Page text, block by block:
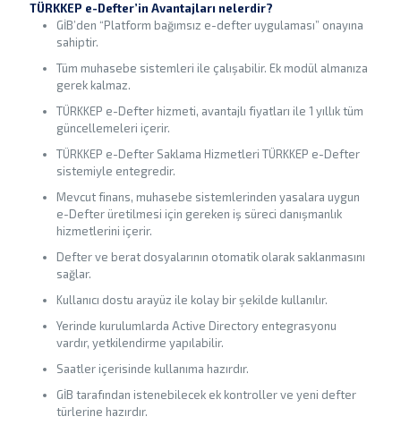
TÜRKKEP e-Defter’in Avantajları nelerdir?
GİB’den “Platform bağımsız e-defter uygulaması” onayına
sahiptir.
Tüm muhasebe sistemleri ile çalışabilir. Ek modül almanıza
gerek kalmaz.
TÜRKKEP e-Defter hizmeti, avantajlı fiyatları ile 1 yıllık tüm
güncellemeleri içerir.
TÜRKKEP e-Defter Saklama Hizmetleri TÜRKKEP e-Defter
sistemiyle entegredir.
Mevcut finans, muhasebe sistemlerinden yasalara uygun
e-Defter üretilmesi için gereken iş süreci danışmanlık
hizmetlerini içerir.
Defter ve berat dosyalarının otomatik olarak saklanmasını
sağlar.
Kullanıcı dostu arayüz ile kolay bir şekilde kullanılır.
Yerinde kurulumlarda Active Directory entegrasyonu
vardır, yetkilendirme yapılabilir.
Saatler içerisinde kullanıma hazırdır.
GİB tarafından istenebilecek ek kontroller ve yeni defter
türlerine hazırdır.